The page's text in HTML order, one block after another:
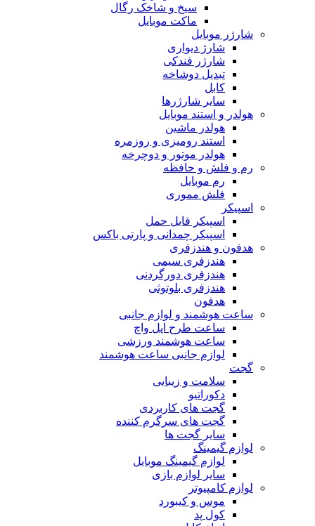
سیخ و شاخک رگال
ماکت موبایل
شارژر موبایل
شارژ دیواری
شارژر فندکی
تبدیل دوشاخه
کابل
سایر شارژرها
هولدر و استند موبایل
هولدر ماشین
استند رومیزی و روزمره
هولدر موتور و دوچرخه
رم و فلش و حافظه
رم موبایل
فلش مموری
اسپیکر
اسپیکر قابل حمل
اسپیکر چمدانی و پارتی باکس
هدفون و هندزفری
هندزفری سیمی
هندزفری دورگردنی
هندزفری بلوتوثی
هدفون
ساعت هوشمند و لوازم جانبی
ساعت طرح اپل واچ
ساعت هوشمند ورزشی
لوازم جانبی ساعت هوشمند
گجت
سلامت و زیبایی
دکوراتیو
گجت های کاربردی
گجت های سرگرم کننده
سایر گجت ها
لوازم گیمینگ
لوازم گیمینگ موبایل
سایر لوازم بازی
لوازم کامپیوتر
موس و کیبورد
کول پد